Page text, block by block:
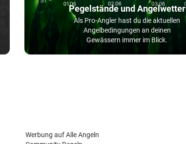
Pegelstände und Angelwetter
Als Pro-Angler hast du die aktuellen
Angelbedingungen an deinen
Gewässern immer im Blick.
Werbung auf Alle Angeln